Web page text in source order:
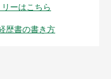
ーはこちら
歴書の書き方